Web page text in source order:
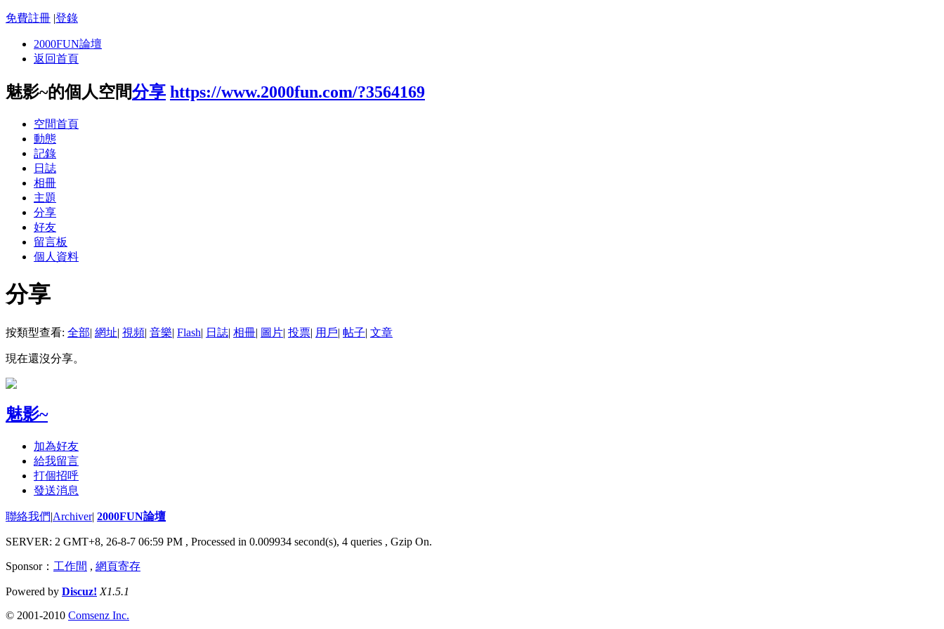
免費註冊 |登錄
2000FUN論壇
返回首頁
魅影~的個人空間分享 https://www.2000fun.com/?3564169
空間首頁
動態
記錄
日誌
相冊
主題
分享
好友
留言板
個人資料
分享
按類型查看: 全部| 網址| 視頻| 音樂| Flash| 日誌| 相冊| 圖片| 投票| 用戶| 帖子| 文章
現在還沒分享。
魅影~
加為好友
給我留言
打個招呼
發送消息
聯絡我們|Archiver| 2000FUN論壇
SERVER: 2 GMT+8, 26-8-7 06:59 PM , Processed in 0.009934 second(s), 4 queries , Gzip On.
Sponsor： 工作間 , 網頁寄存
Powered by Discuz! X1.5.1
© 2001-2010 Comsenz Inc.